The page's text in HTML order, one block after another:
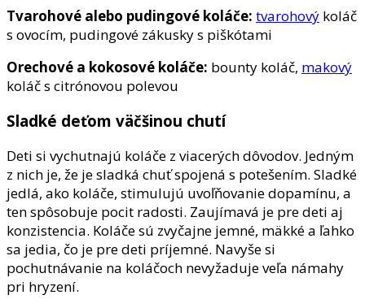
Tvarohové alebo pudingové koláče: tvarohový koláč
s ovocím, pudingové zákusky s piškótami
Orechové a kokosové koláče: bounty koláč, makový
koláč s citrónovou polevou
Sladké deťom väčšinou chutí
Deti si vychutnajú koláče z viacerých dôvodov. Jedným
z nich je, že je sladká chuť spojená s potešením. Sladké
jedlá, ako koláče, stimulujú uvoľňovanie dopamínu, a
ten spôsobuje pocit radosti. Zaujímavá je pre deti aj
konzistencia. Koláče sú zvyčajne jemné, mäkké a ľahko
sa jedia, čo je pre deti príjemné. Navyše si
pochutnávanie na koláčoch nevyžaduje veľa námahy
pri hryzení.